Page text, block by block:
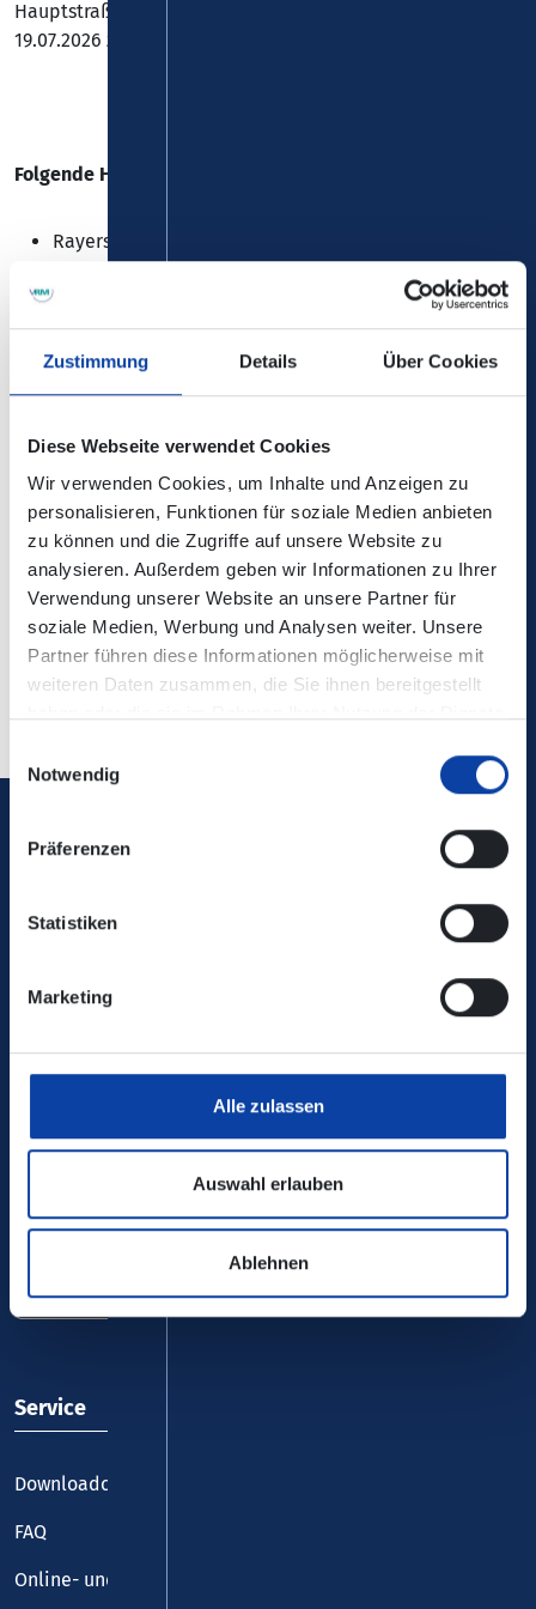
Zustimmung Details Über Cookies
Diese Webseite verwendet Cookies
Wir verwenden Cookies, um Inhalte und Anzeigen zu
personalisieren, Funktionen für soziale Medien anbieten
zu können und die Zugriffe auf unsere Website zu
analysieren. Außerdem geben wir Informationen zu Ihrer
Verwendung unserer Website an unsere Partner für
soziale Medien, Werbung und Analysen weiter. Unsere
Partner führen diese Informationen möglicherweise mit
weiteren Daten zusammen, die Sie ihnen bereitgestellt
Notwendig
Präferenzen
Statistiken
Marketing
Alle zulassen
Auswahl erlauben
Ablehnen
Hauptstraße, kommt es im Zeitraum vom 29.06. bis
19.07.2026 zu Einschränkungen bei der
Folgende Haltestelle kann nicht bedient werden:
Rayerschied, "Kirche"
Bitte weichen Sie auf die Haltestelle "Pleizenhausen,
Kapelle” aus.
Die Änderungen sind nicht in der elektronischen
Verbindungsauskunft enthalten!
Kontaktdaten: Verkehrsmeldungen – Stemmler-Bus
Zurück
Verkehrsverbund Rhein-Mosel GmbH
0800 5 986 986
VRM-App nutzen und durchstarten
Service
Downloadcenter
FAQ
Online- und Handy-Tickets